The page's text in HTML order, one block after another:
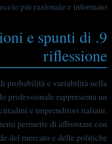
più razionale e informato.
e spunti di
riflessione
probabilità e variabilità nella
professionale rappresenta un
e imprenditori italiani.
permette di affrontare con
del mercato e delle politiche